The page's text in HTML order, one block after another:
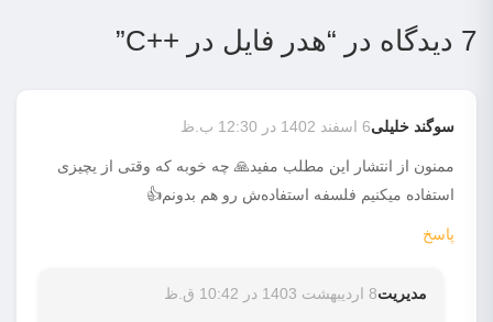
7 دیدگاه در “ هدر فایل در ++C ”
سوگند خلیلی6 اسفند 1402 در 12:30 ب.ظ
ممنون از انتشار این مطلب مفید🙏 چه خوبه که وقتی از یچیزی
استفاده میکنیم فلسفه استفاده‌ش رو هم بدونم👍
پاسخ
مدیریت8 اردیبهشت 1403 در 10:42 ق.ظ